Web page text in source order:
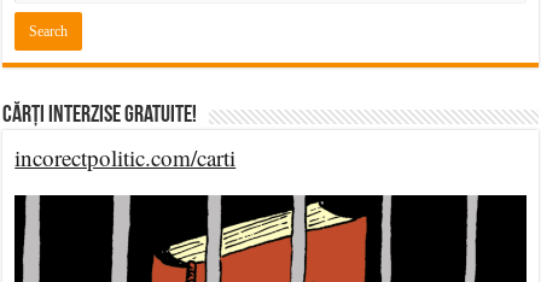
Cărți Interzise Gratuite!
incorectpolitic.com/carti